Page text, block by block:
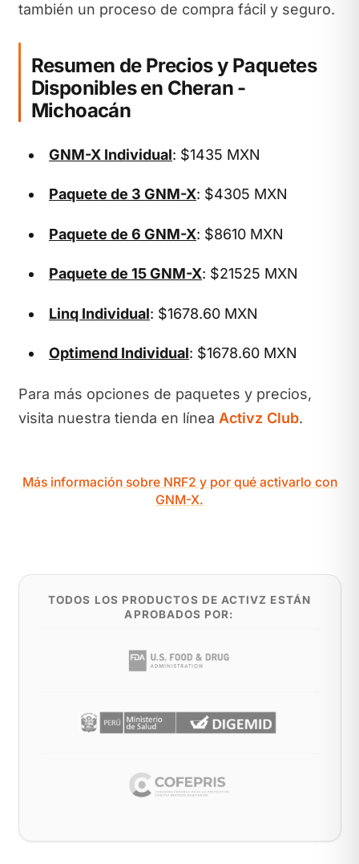
también un proceso de compra fácil y seguro.
Resumen de Precios y Paquetes
Disponibles en Cheran -
Michoacán
GNM-X Individual: $1435 MXN
Paquete de 3 GNM-X: $4305 MXN
Paquete de 6 GNM-X: $8610 MXN
Paquete de 15 GNM-X: $21525 MXN
Linq Individual: $1678.60 MXN
Optimend Individual: $1678.60 MXN
Para más opciones de paquetes y precios,
visita nuestra tienda en línea Activz Club.
Más información sobre NRF2 y por qué activarlo con
GNM-X.
TODOS LOS PRODUCTOS DE ACTIVZ ESTÁN
APROBADOS POR: